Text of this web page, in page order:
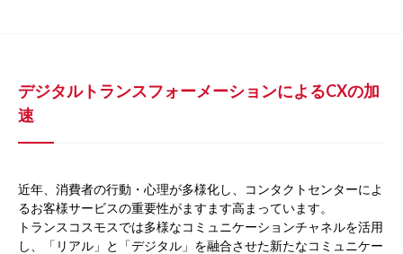
デジタルトランスフォーメーションによるCXの加
速
近年、消費者の行動・心理が多様化し、コンタクトセンターによ
るお客様サービスの重要性がますます高まっています。
トランスコスモスでは多様なコミュニケーションチャネルを活用
し、「リアル」と「デジタル」を融合させた新たなコミュニケー